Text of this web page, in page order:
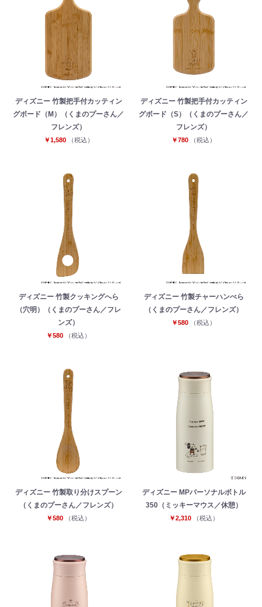
ディズニー 竹製把手付カッティン
グボード（M）（くまのプーさん／
フレンズ）
￥1,580 （税込）
ディズニー 竹製把手付カッティン
グボード（S）（くまのプーさん／
フレンズ）
￥780 （税込）
ディズニー 竹製クッキングへら
（穴明）（くまのプーさん／フレ
ンズ）
￥580 （税込）
ディズニー 竹製チャーハンべら
（くまのプーさん／フレンズ）
￥580 （税込）
ディズニー 竹製取り分けスプーン
（くまのプーさん／フレンズ）
￥580 （税込）
ディズニー MPパーソナルボトル
350（ミッキーマウス／休憩）
￥2,310 （税込）